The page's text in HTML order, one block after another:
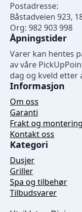
Postadresse:
Båstadveien 923,
Org: 982 903 998
Åpningstider
Varer kan hentes
av våre
dag og kveld etter
Informasjon
Om oss
Garanti
Frakt og montering
Kontakt oss
Kategori
Dusjer
Griller
Spa og tilbehør
Tilbudsvarer